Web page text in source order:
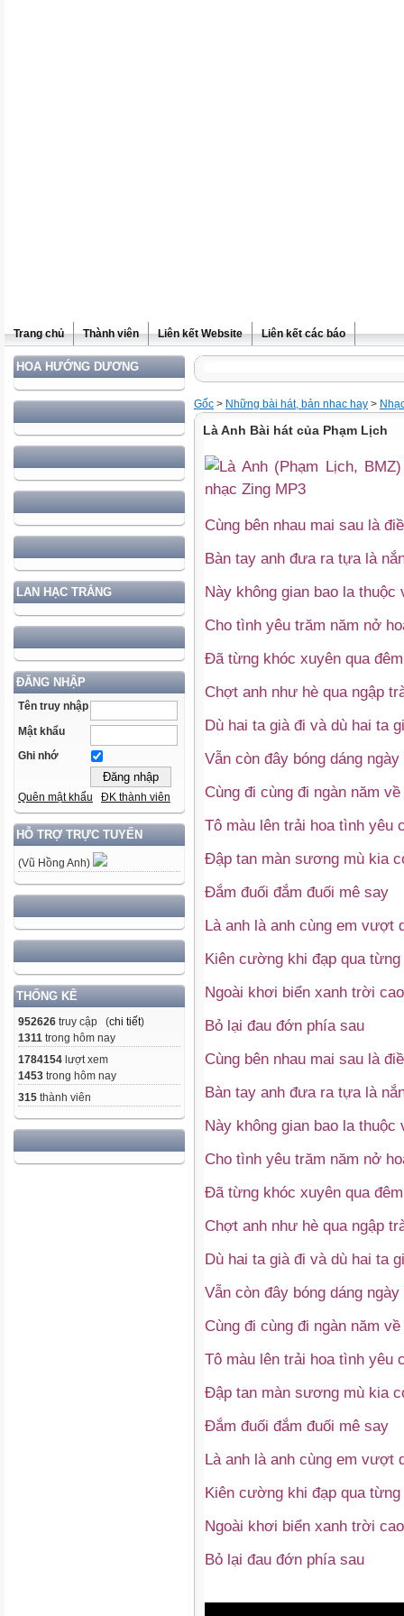
Trang chủ Thành viên Liên kết Website Liên kết các báo
HOA HƯỚNG DƯƠNG
LAN HẠC TRẮNG
ĐĂNG NHẬP
Tên truy nhập
Mật khẩu
Ghi nhớ
Quên mật khẩu ĐK thành viên
HỖ TRỢ TRỰC TUYẾN
(Vũ Hồng Anh)
THỐNG KÊ
952626 truy cập (chi tiết)
1311 trong hôm nay
1784154 lượt xem
1453 trong hôm nay
315 thành viên
Gốc > Những bài hát, bản nhac hay >
Là Anh Bài hát của Phạm Lịch
Cùng bên nhau mai sau là
Bàn tay anh đưa ra tựa là
Này không gian bao la thuộc
Cho tình yêu trăm năm nở
Đã từng khóc xuyên qua
Chợt anh như hè qua ngập
Dù hai ta già đi và dù hai ta
Vẫn còn đây bóng dáng
Cùng đi cùng đi ngàn năm
Tô màu lên trải hoa tình yêu
Đập tan màn sương mù kia
Đắm đuối đắm đuối mê say
Là anh là anh cùng em vượt
Kiên cường khi đạp qua
Ngoài khơi biển xanh trời
Bỏ lại đau đớn phía sau
Cùng bên nhau mai sau là
Bàn tay anh đưa ra tựa là
Này không gian bao la thuộc
Cho tình yêu trăm năm nở
Đã từng khóc xuyên qua
Chợt anh như hè qua ngập
Dù hai ta già đi và dù hai ta
Vẫn còn đây bóng dáng
Cùng đi cùng đi ngàn năm
Tô màu lên trải hoa tình yêu
Đập tan màn sương mù kia
Đắm đuối đắm đuối mê say
Là anh là anh cùng em vượt
Kiên cường khi đạp qua
Ngoài khơi biển xanh trời
Bỏ lại đau đớn phía sau